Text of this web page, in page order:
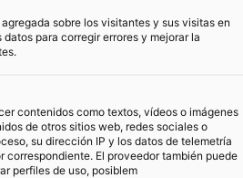
sobre los visitantes y sus visitas en
para corregir errores y mejorar la
contenidos como textos, vídeos o imágenes
de otros sitios web, redes sociales o
su dirección IP y los datos de telemetría
correspondiente. El proveedor también puede
perfiles de uso, posiblem